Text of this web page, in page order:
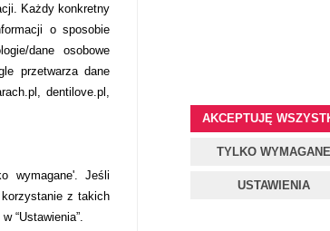
Każdy konkretny
o sposobie
dane osobowe
przetwarza dane
dentilove.pl,
wymagane'. Jeśli
korzystanie z takich
“Ustawienia”.
AKCEPTUJĘ
TYLKO WYMAGANE
USTAWIENIA